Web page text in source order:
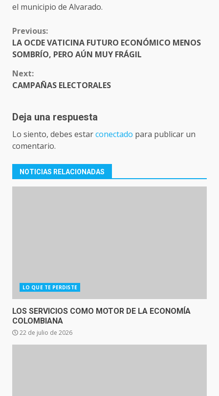
el municipio de Alvarado.
CONTINUE
READING
Previous:
LA OCDE VATICINA FUTURO ECONÓMICO MENOS
SOMBRÍO, PERO AÚN MUY FRÁGIL
Next:
CAMPAÑAS ELECTORALES
Deja una respuesta
Lo siento, debes estarconectado para publicar un
comentario.
NOTICIAS RELACIONADAS
LO QUE TE PERDISTE
LOS SERVICIOS COMO MOTOR DE LA ECONOMÍA
COLOMBIANA
22 de julio de 2026